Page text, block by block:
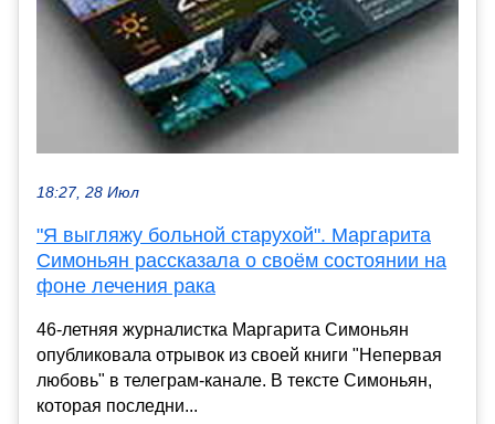
18:27, 28 Июл
"Я выгляжу больной старухой". Маргарита
Симоньян рассказала о своём состоянии на
фоне лечения рака
46-летняя журналистка Маргарита Симоньян
опубликовала отрывок из своей книги "Непервая
любовь" в телеграм-канале. В тексте Симоньян,
которая последни...